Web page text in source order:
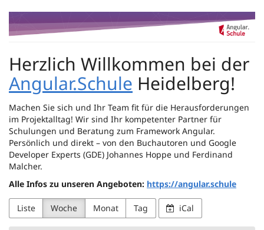
Zum
Haupt-
Inhalt
Angular.Schule
Herzlich Willkommen bei der
Angular.Schule Heidelberg!
Machen Sie sich und Ihr Team fit für die Herausforderungen
im Projektalltag! Wir sind Ihr kompetenter Partner für
Schulungen und Beratung zum Framework Angular.
Persönlich und direkt – von den Buchautoren und Google
Developer Experts (GDE) Johannes Hoppe und Ferdinand
Malcher.
Alle Infos zu unseren Angeboten: https://angular.schule
Liste Woche Monat Tag iCal